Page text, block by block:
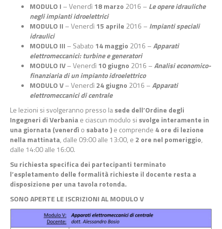
MODULO I – Venerdì18 marzo 2016 – Le opere idrauliche
negli impianti idroelettrici
MODULO II – Venerdì15 aprile 2016 – Impianti speciali
idraulici
MODULO III – Sabato 14 maggio 2016 –Apparati
elettromeccanici: turbine e generatori
MODULO IV– Venerdì10 giugno 2016 –Analisi economico-
finanziaria di un impianto idroelettrico
MODULO V– Venerdì24 giugno 2016 –Apparati
elettromeccanici di centrale
Le lezioni si svolgeranno presso lasede dell’Ordine degli
Ingegneri di Verbaniae ciascun modulo si svolge interamente in
una giornata (venerdìo sabato )e comprende 4 ore di lezione
nella mattinata, dalle 09:00 alle 13:00, e 2 ore nel pomeriggio,
dalle 14:00 alle 16:00.
Su richiesta specifica dei partecipanti terminato
l’espletamento delle formalità richieste il docente resta a
disposizione per una tavola rotonda.
SONO APERTE LE ISCRIZIONI AL MODULO V